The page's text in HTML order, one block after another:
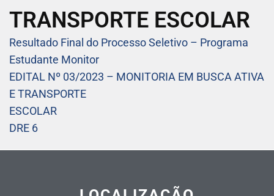
TRANSPORTE ESCOLAR
Resultado Final do Processo Seletivo – Programa
Estudante Monitor
EDITAL Nº 03/2023 – MONITORIA EM BUSCA ATIVA
E TRANSPORTE
ESCOLAR
DRE 6